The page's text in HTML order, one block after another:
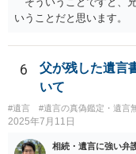
いうことだと思います
詳しい事情を話して相談
6
父が残した遺言
いて
#遺言 #遺言の真偽鑑定・遺言
2025年7月11日
相続・遺言に強い弁